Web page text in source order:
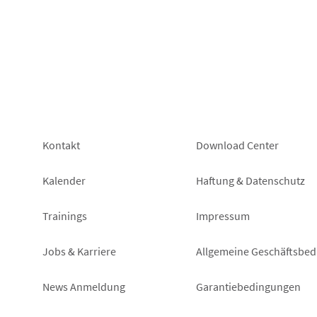
Footer
left
Kontakt
Kalender
Trainings
Jobs & Karriere
News Anmeldung
Footer
right
Download Center
Haftung & Datenschutz
Impressum
Allgemeine
Garantiebedingungen